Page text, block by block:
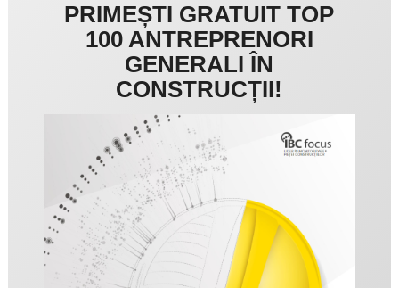
PRIMEȘTI GRATUIT TOP
100 ANTREPRENORI
GENERALI ÎN
CONSTRUCȚII!